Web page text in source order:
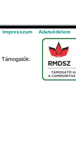
Impresszum Adatvédelem
Támogatók: